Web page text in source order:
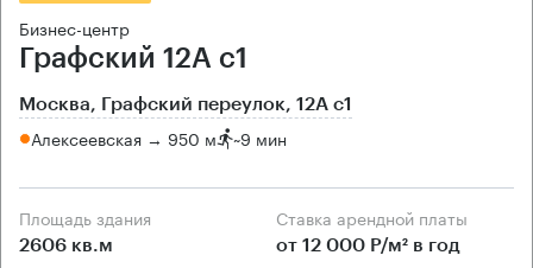
Бизнес-центр
Графский 12А с1
Москва, Графский переулок, 12А с1
Алексеевская → 950 м ~9 мин
Площадь здания
2606 кв.м
Ставка арендной платы
от 12 000 Р/м² в год